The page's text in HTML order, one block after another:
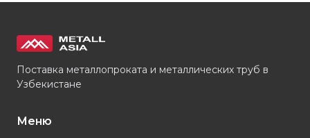
Поставка металлопроката и металлических труб в
Узбекистане
Меню